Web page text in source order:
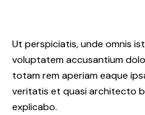
Ut perspiciatis, unde omnis
voluptatem accusantium
totam rem aperiam eaque
veritatis et quasi architecto
explicabo.